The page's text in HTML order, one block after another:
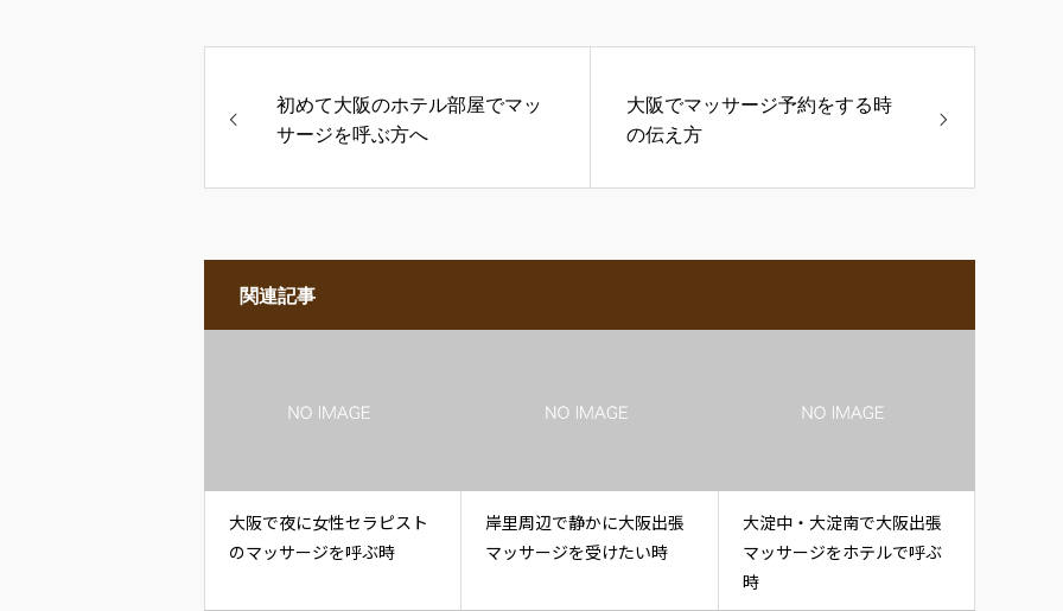
初めて大阪のホテル部屋でマッ
サージを呼ぶ方へ
大阪でマッサージ予約をする時
の伝え方
関連記事
大阪で夜に女性セラピスト
のマッサージを呼ぶ時
岸里周辺で静かに大阪出張
マッサージを受けたい時
大淀中・大淀南で大阪出張
マッサージをホテルで呼ぶ
時